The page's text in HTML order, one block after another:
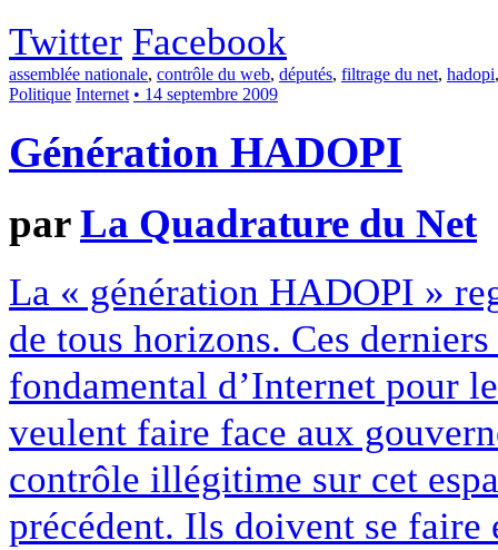
Twitter Facebook
assemblée nationale, contrôle du web, députés, filtrage du net, hadopi
Politique Internet • 14 septembre 2009
Génération HADOPI
parLa Quadrature du Net
La « génération HADOPI »
de tous horizons. Ces
fondamental d’Internet pour
veulent faire face aux
contrôle illégitime sur cet
précédent. Ils doivent se faire